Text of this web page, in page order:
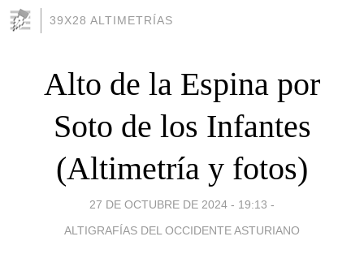
39X28 ALTIMETRÍAS
Alto de la Espina por
Soto de los Infantes
(Altimetría y fotos)
27 DE OCTUBRE DE 2024 - 19:13 -
ALTIGRAFÍAS DEL OCCIDENTE ASTURIANO